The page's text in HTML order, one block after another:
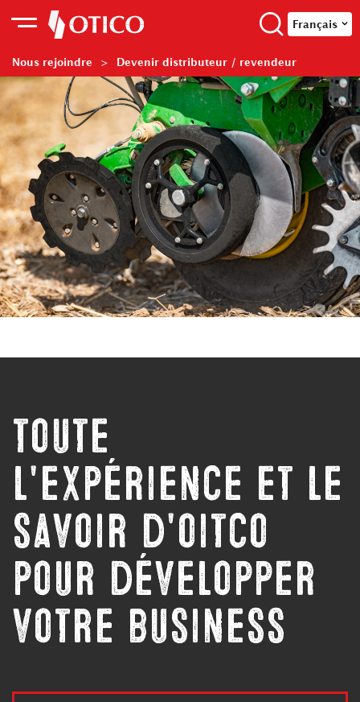
Français
Nous rejoindre Devenir distributeur / revendeur
toute
l'expérience et le
savoir d'oitco
pour développer
votre business